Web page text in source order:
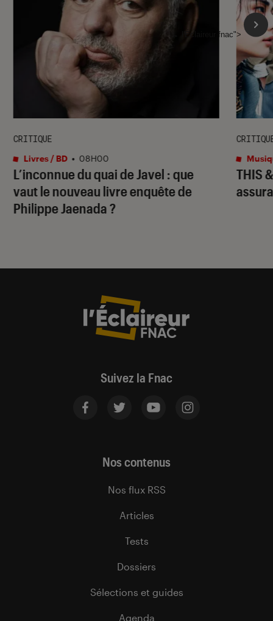
L’inconnue du quai de Javel : que
vaut le nouveau livre enquête de
Philippe Jaenada ?
CRITIQUE
Livres / BD • 08H00
THIS
l'Éclaireur fnac">
Suivez la Fnac
Nos contenus
Nos flux RSS
Articles
Tests
Dossiers
Sélections et guides
Agenda